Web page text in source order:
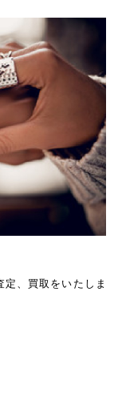
、買取をいたしま